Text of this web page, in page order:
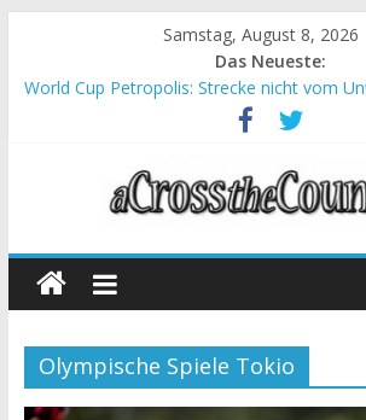
Samstag, August 8, 2026
Das Neueste:
World Cup Petropolis: Strecke nicht vom
Krumbach und Obergessertshausen:
Supercup Massi Banyoles: Siege für Carod
Halbzeit beim Andalucia Bike Race:
Chelva: Schweizer Doppelsieg beim ersten
Olympische Spiele Tokio